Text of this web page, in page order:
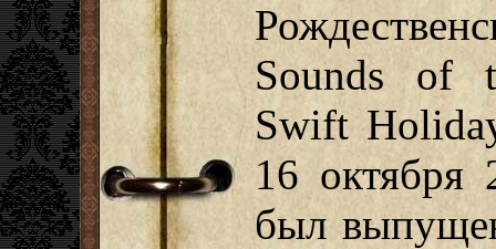
Sounds of
Swift
16 октября
был